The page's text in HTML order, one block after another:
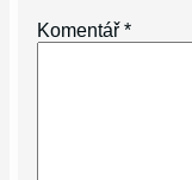
Komentář*